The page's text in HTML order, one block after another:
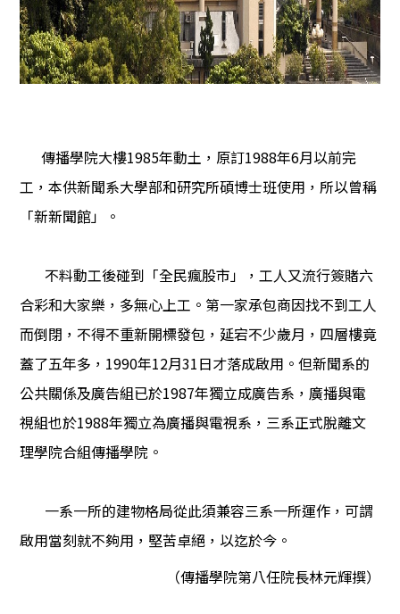
傳播學院大樓1985年動土，原訂1988年6月以前完
工，本供新聞系大學部和研究所碩博士班使用，所以曾稱
「新新聞館」。
不料動工後碰到「全民瘋股市」，工人又流行簽賭六
合彩和大家樂，多無心上工。第一家承包商因找不到工人
而倒閉，不得不重新開標發包，延宕不少歲月，四層樓竟
蓋了五年多，1990年12月31日才落成啟用。但新聞系的
公共關係及廣告組已於1987年獨立成廣告系，廣播與電
視組也於1988年獨立為廣播與電視系，三系正式脫離文
理學院合組傳播學院。
一系一所的建物格局從此須兼容三系一所運作，可謂
啟用當刻就不夠用，堅苦卓絕，以迄於今。
（傳播學院第八任院長林元輝撰）